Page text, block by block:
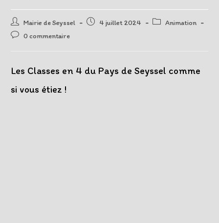
Auteur/autrice
de
Mairie de Seyssel
Post4 juillet 2024
PostAnimation
Post0 commentaire
Les Classes en 4 du Pays de Seyssel comme
si vous étiez !